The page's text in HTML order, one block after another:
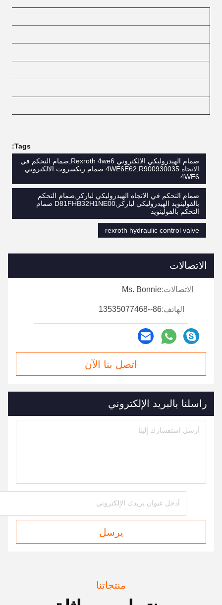
Tags:
صمام الهيدروليكي الالكتروني Rexroth 4we6,صمام التحكم في
الاتجاه 4WE6E62,R900930035 صمام ريكسروث الالكتروني
4WE6
صمام التحكم في الاتجاه الهيدروليكي لباركر,صمام التحكم
بالفولينويد الهيدروليكي لباركر,D81FHB32H1NE00 صمام
التحكم بالفولينويد
rexroth hydraulic control valve
الاتصالات
الاتصالات:Ms. Bonnie
الهاتف:86--13535077468
اتصل بنا الآن
راسلنا بالبريد الإلكتروني
يرسل
منتجاتنا